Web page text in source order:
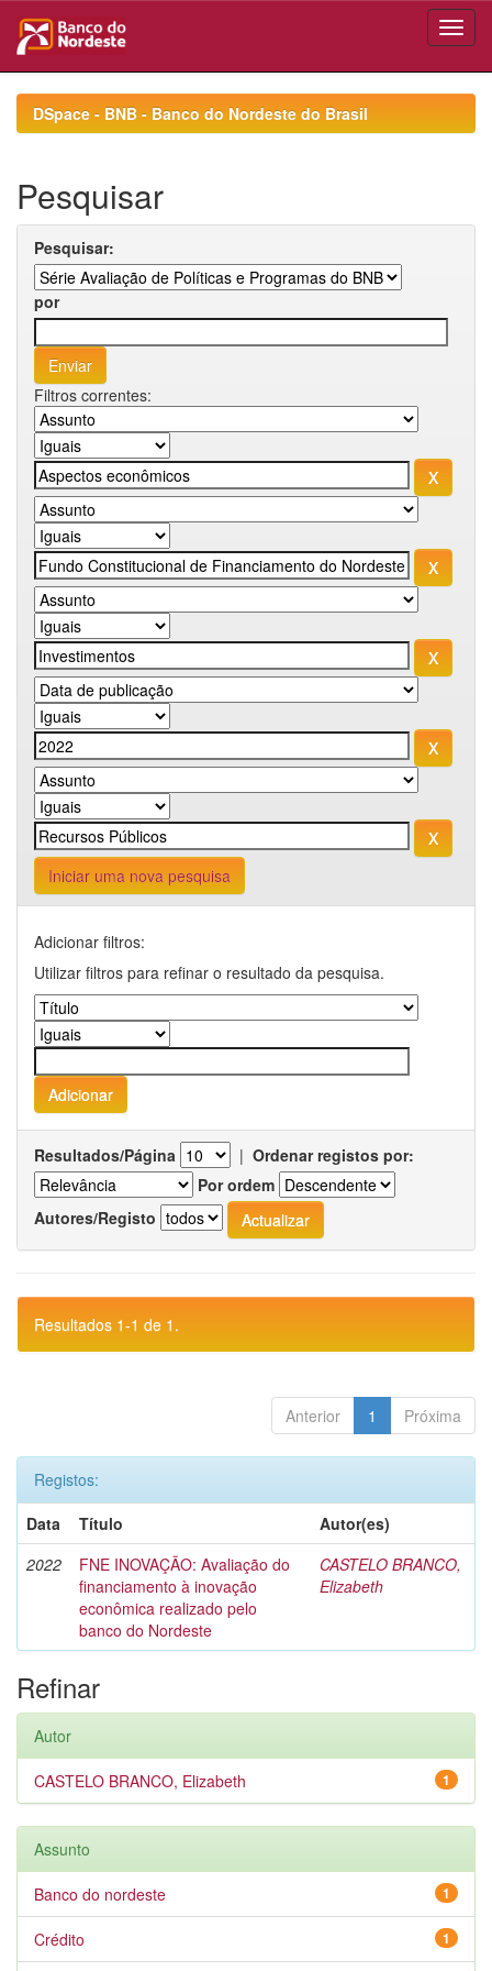
navigationDSpace - BNB - Banco do Nordeste do Brasil
Pesquisar
Pesquisar:
por
Filtros correntes:
Iniciar uma nova pesquisa
Adicionar filtros:
Utilizar filtros para refinar o resultado da pesquisa.
Resultados/Página | Ordenar registos por:
Por ordem
Autores/Registo
Resultados 1-1 de 1.
Anterior 1 Próxima
Registos:
Data
Título
Autor(es)
2022
FNE INOVAÇÃO: Avaliação do
financiamento à inovação
econômica realizado pelo
banco do Nordeste
CASTELO BRANCO,
Elizabeth
Refinar
Autor
1
CASTELO BRANCO, Elizabeth
Assunto
1
Banco do nordeste
1
Crédito